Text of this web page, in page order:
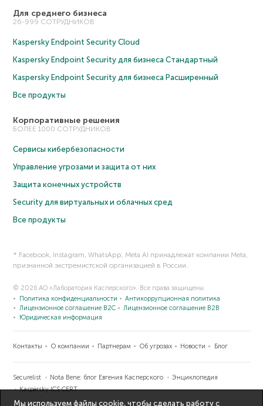
Для среднего бизнеса
26-999 СОТРУДНИКОВ
Kaspersky Endpoint Security Cloud
Kaspersky Endpoint Security для бизнеса Cтандартный
Kaspersky Endpoint Security для бизнеса Расширенный
Все продукты
Корпоративные решения
БОЛЕЕ 1000 СОТРУДНИКОВ
Сервисы кибербезопасности
Управление угрозами и защита от них
Защита конечных устройств
Security для виртуальных и облачных сред
Все продукты
* Facebook, Instagram, WhatsApp, Meta AI принадлежат компании Meta,
признанной экстремистской организацией в России.
© 2026 АО «Лаборатория Касперского». Все права защищены.
Политика конфиденциальности
Антикоррупционная политика
Лицензионное соглашение B2C
Лицензионное соглашение B2B
Юридическая информация
Контакты О компании Партнерам Об угрозах Новости Блог
Securelist Nota Bene: блог Евгения Касперского
Энциклопедия
Kaspersky ICS CERT
Мы используем файлы cookie, чтобы сделать работу с